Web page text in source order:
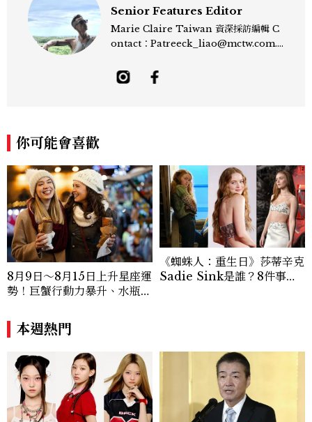
Senior Features Editor
Marie Claire Taiwan 資深採訪編輯 C
ontact：Patreeck_liao@mctw.com.t
敏銳的觀察力與敘事能力，撰寫出兼具深度
力的跨平台敘事語言。認為好的內容不僅是
記錄時代，更是溫柔的行動——在每一段訪
談與每一篇文章裡，留下值得反覆回味的
光。
你可能會喜歡
8月9日～8月15日上升星座運
勢！巨蟹行動力暴升、水瓶迎
《蜘蛛人：重生日》莎蒂辛克
Sadie Sink是誰？8件事認
本週熱門